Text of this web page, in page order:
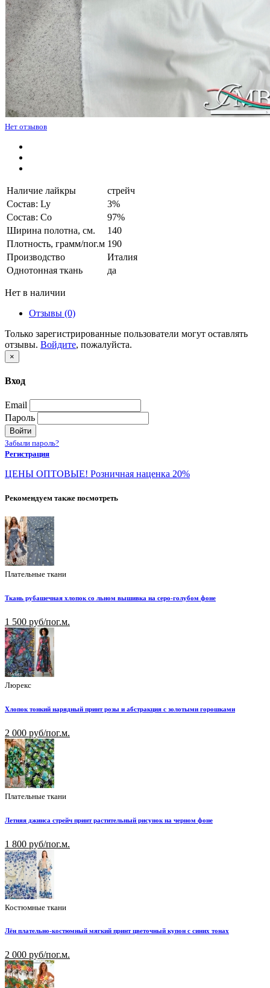
Нет отзывов
Наличие лайкры
стрейч
Состав: Ly
3%
Состав: Co
97%
Ширина полотна, см.
140
Плотность, грамм/пог.м 190
Производство
Италия
Однотонная ткань
да
Нет в наличии
Отзывы (0)
Только зарегистрированные пользователи могут оставлять
отзывы. Войдите, пожалуйста.
×
Вход
Email
Пароль
Войти
Забыли пароль?
Регистрация
ЦЕНЫ ОПТОВЫЕ! Розничная наценка 20%
Рекомендуем также посмотреть
Плательные ткани
Ткань рубашечная хлопок со льном вышивка на серо-голубом фоне
1 500 руб/пог.м.
Люрекс
Хлопок тонкий нарядный принт розы и абстракция с золотыми горошками
2 000 руб/пог.м.
Плательные ткани
Летняя джинса стрейч принт растительный рисунок на черном фоне
1 800 руб/пог.м.
Костюмные ткани
Лён плательно-костюмный мягкий принт цветочный купон с синих тонах
2 000 руб/пог.м.